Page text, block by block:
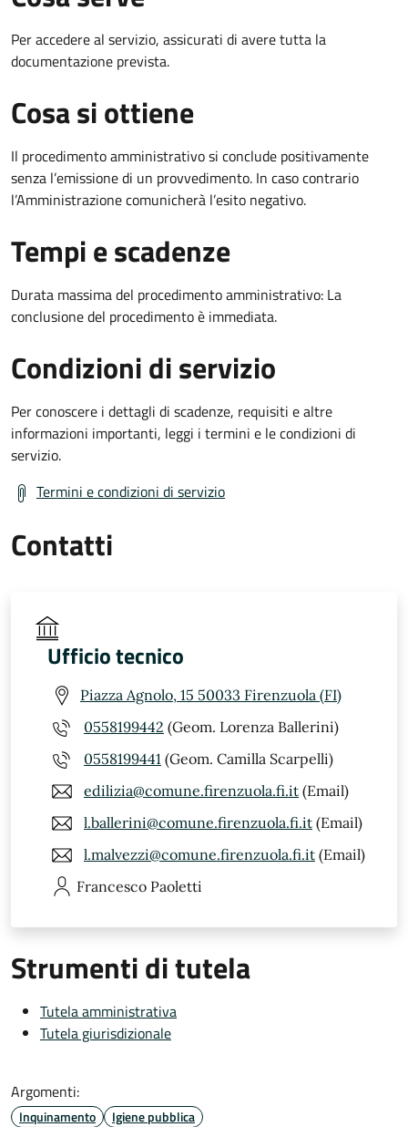
Per accedere al servizio, assicurati di avere tutta la
documentazione prevista.
Cosa si ottiene
Il procedimento amministrativo si conclude positivamente
senza l’emissione di un provvedimento. In caso contrario
l’Amministrazione comunicherà l’esito negativo.
Tempi e scadenze
Durata massima del procedimento amministrativo: La
conclusione del procedimento è immediata.
Condizioni di servizio
Per conoscere i dettagli di scadenze, requisiti e altre
informazioni importanti, leggi i termini e le condizioni di
servizio.
Termini e condizioni di servizio
Contatti
Ufficio tecnico
Piazza Agnolo, 15 50033 Firenzuola (FI)
0558199442 (Geom. Lorenza Ballerini)
0558199441 (Geom. Camilla Scarpelli)
edilizia@comune.firenzuola.fi.it (Email)
l.ballerini@comune.firenzuola.fi.it (Email)
l.malvezzi@comune.firenzuola.fi.it (Email)
Francesco Paoletti
Strumenti di tutela
Tutela amministrativa
Tutela giurisdizionale
Argomenti:
Inquinamento Igiene pubblica